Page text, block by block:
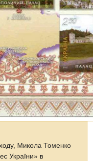
Микола Томенко
України» в